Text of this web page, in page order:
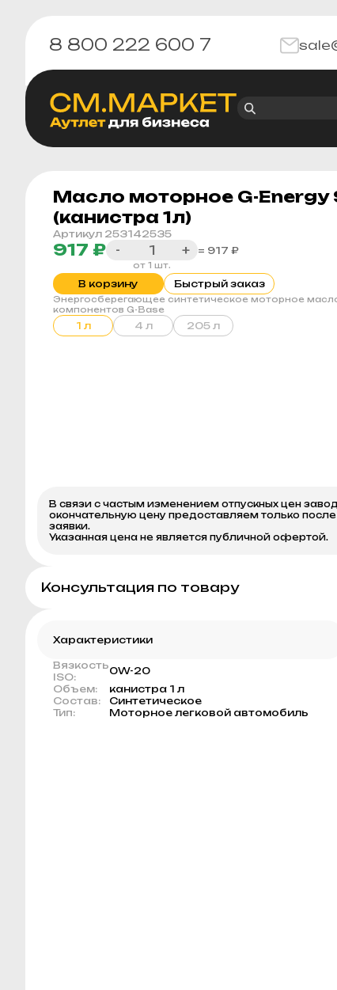
8 800 222 600 7
Масло моторное G-
(канистра 1л)
Артикул 253142535
917 ₽ - +
от 1 шт.
= 917 ₽
В корзину Быстрый заказ
Энергосберегающее синтетическое моторное
компонентов G-Base
1 л 4 л 205 л
В связи с частым изменением отпускных цен
окончательную цену предоставляем только
заявки.
Указанная цена не является публичной офертой.
Консультация по товару
Характеристики
Вязкость
ISO:
0W-20
Объем:
канистра 1 л
Состав:
Синтетическое
Тип:
Моторное легковой автомобиль